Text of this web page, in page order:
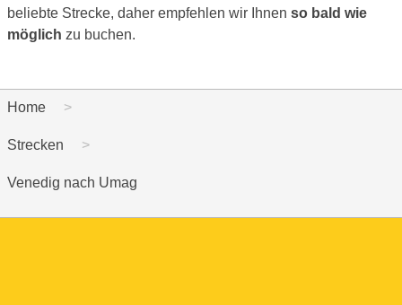
beliebte Strecke, daher empfehlen wir Ihnen so bald wie
möglich zu buchen.
Home
Strecken
Venedig nach Umag